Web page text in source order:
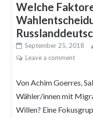
Welche
September 25, 2018
Leave a comment
Von Achim Goerres,
Wähler/innen mit
Willen? Eine